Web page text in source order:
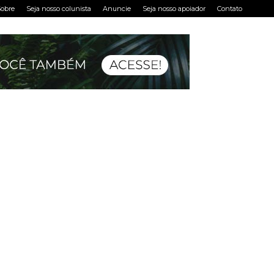
Seja nosso colunista Anuncie Seja nosso apoiador Contato